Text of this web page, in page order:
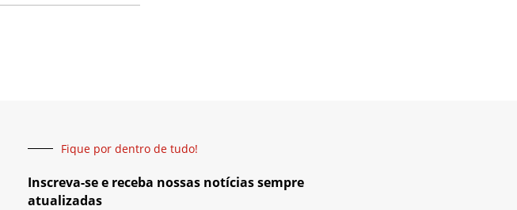
Fique por dentro de tudo!
Inscreva-se e receba nossas notícias sempre
atualizadas